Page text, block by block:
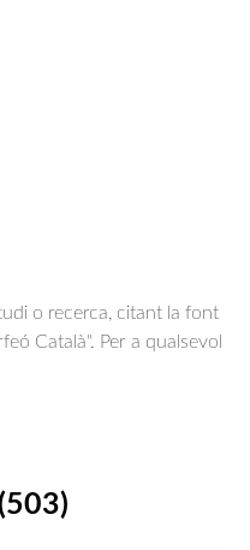
o recerca, citant la font
Català". Per a qualsevol